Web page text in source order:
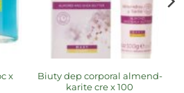
biuty dep corporal almend-
karite cre x 100